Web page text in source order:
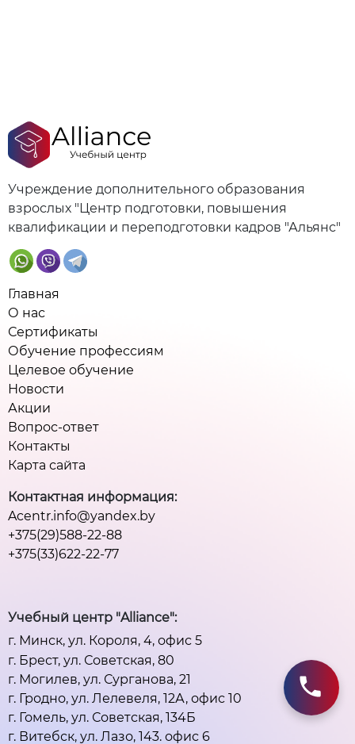
Учреждение дополнительного образования
взрослых "Центр подготовки, повышения
квалификации и переподготовки кадров "Альянс"
Главная
О нас
Сертификаты
Обучение профессиям
Целевое обучение
Новости
Акции
Вопрос-ответ
Контакты
Карта сайта
Контактная информация:
Acentr.info@yandex.by
+375(29)588-22-88
+375(33)622-22-77
Учебный центр "Alliance":
г. Минск, ул. Короля, 4, офис 5
г. Брест, ул. Советская, 80
г. Могилев, ул. Сурганова, 21
г. Гродно, ул. Лелевеля, 12А, офис 10
г. Гомель, ул. Советская, 134Б
г. Витебск, ул. Лазо, 143. офис 6